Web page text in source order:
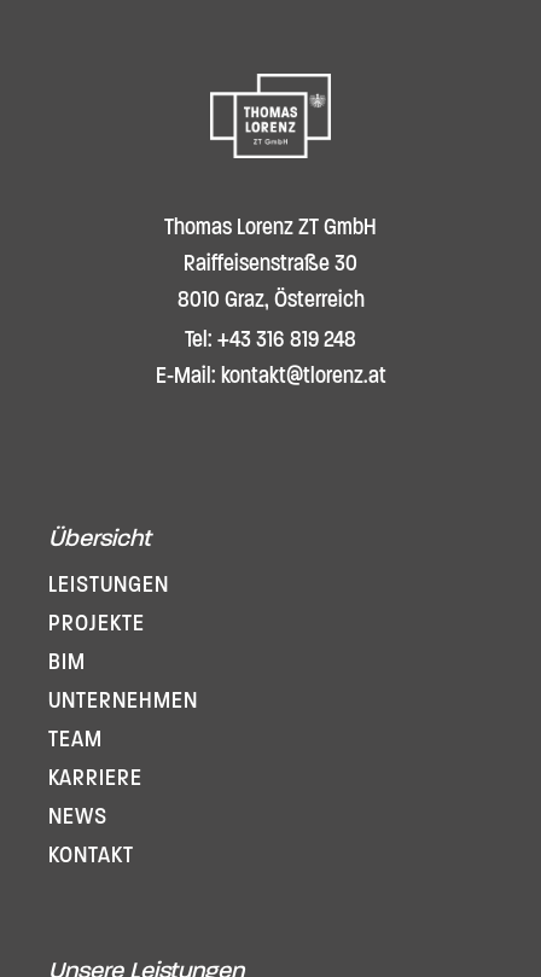
Thomas Lorenz ZT GmbH
Raiffeisenstraße 30
8010 Graz, Österreich
Tel: +43 316 819 248
E-Mail: kontakt@tlorenz.at
Übersicht
LEISTUNGEN
PROJEKTE
BIM
UNTERNEHMEN
TEAM
KARRIERE
NEWS
KONTAKT
Unsere Leistungen